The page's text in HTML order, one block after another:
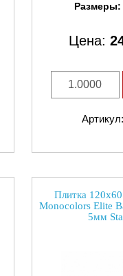
Размеры:
Цена:
Плитка
Monocolors Elite
5мм